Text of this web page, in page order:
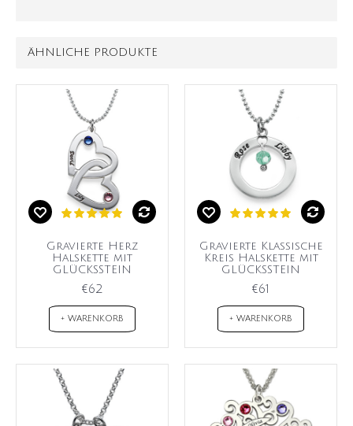
ÄHNLICHE PRODUKTE
Gravierte Herz
Halskette mit
GLÜCKSSTEIN
€62
+ WARENKORB
Gravierte Klassische
Kreis Halskette mit
GLÜCKSSTEIN
€61
+ WARENKORB